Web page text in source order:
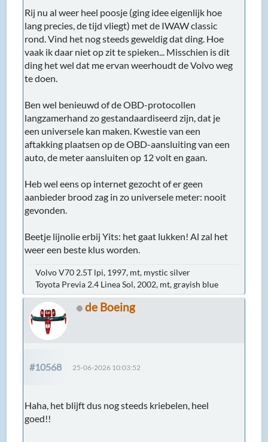
Rij nu al weer heel poosje (ging idee eigenlijk hoe
lang precies, de tijd vliegt) met de IWAW classic
rond. Vind het nog steeds geweldig dat ding. Hoe
vaak ik daar niet op zit te spieken... Misschien is dit
ding het wel dat me ervan weerhoudt de Volvo weg
te doen.
Ben wel benieuwd of de OBD-protocollen
langzamerhand zo gestandaardiseerd zijn, dat je
een universele kan maken. Kwestie van een
aftakking plaatsen op de OBD-aansluiting van een
auto, de meter aansluiten op 12 volt en gaan.
Heb wel eens op internet gezocht of er geen
aanbieder brood zag in zo universele meter: nooit
gevonden.
Beetje lijnolie erbij Yits: het gaat lukken! Al zal het
weer een beste klus worden.
Volvo V70 2.5T lpi, 1997, mt, mystic silver
Toyota Previa 2.4 Linea Sol, 2002, mt, grayish blue
de Boeing
#10568 25-06-2026 10:03:52
Haha, het blijft dus nog steeds kriebelen, heel
goed!!